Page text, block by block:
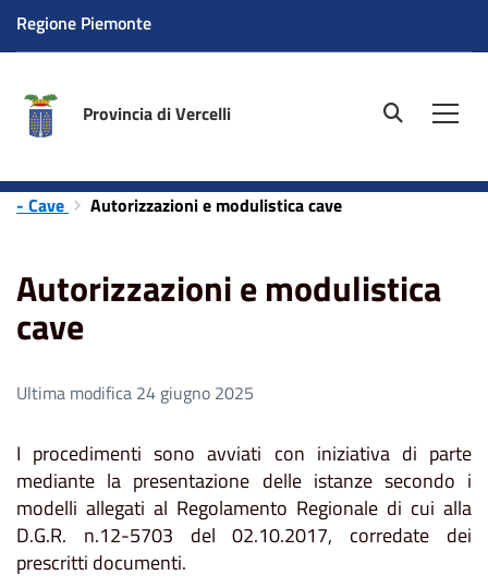
Regione Piemonte
Provincia di Vercelli site.searc
Home Aree tematiche Ambiente
Attività estrattive
- Cave
Autorizzazioni e modulistica cave
Autorizzazioni e modulistica
cave
Ultima modifica 24 giugno 2025
I procedimenti sono avviati con iniziativa di parte
mediante la presentazione delle istanze secondo i
modelli allegati al Regolamento Regionale di cui alla
D.G.R. n.12-5703 del 02.10.2017, corredate dei
prescritti documenti.